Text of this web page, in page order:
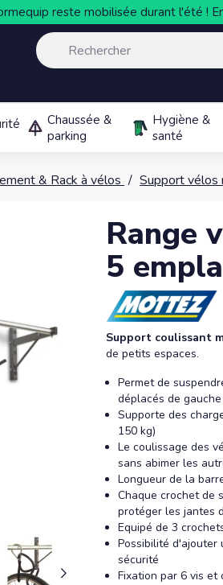
reste mobilisée durant l'été !
Chaussée &
parking
Hygiène &
santé
& Rack à vélos Support vélos
Range
5
Support coulissant
de petits espaces.
Permet de
déplacés de
Supporte des
150 kg)
Le coulissage des
sans abimer les
Longueur de la
Chaque crochet de
protéger les jantes
Equipé de 3
Possibilité d'ajouter
sécurité
Fixation par 6 vis et